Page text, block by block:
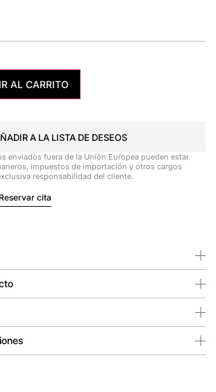
AL CARRITO
A LA LISTA DE DESEOS
enviados fuera de la Unión Europea pueden estar
impuestos de importación y otros cargos
responsabilidad del cliente.
Reservar cita